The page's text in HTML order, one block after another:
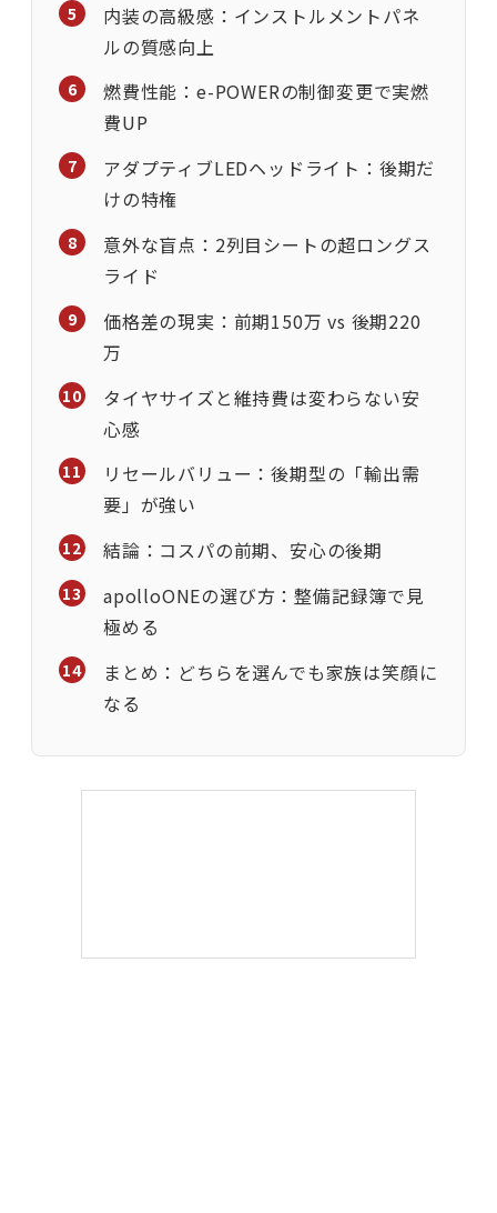
内装の高級感：インストルメントパネ
ルの質感向上
燃費性能：e-POWERの制御変更で実燃
費UP
アダプティブLEDヘッドライト：後期だ
けの特権
意外な盲点：2列目シートの超ロングス
ライド
価格差の現実：前期150万 vs 後期220
万
タイヤサイズと維持費は変わらない安
心感
リセールバリュー：後期型の「輸出需
要」が強い
結論：コスパの前期、安心の後期
apolloONEの選び方：整備記録簿で見
極める
まとめ：どちらを選んでも家族は笑顔に
なる